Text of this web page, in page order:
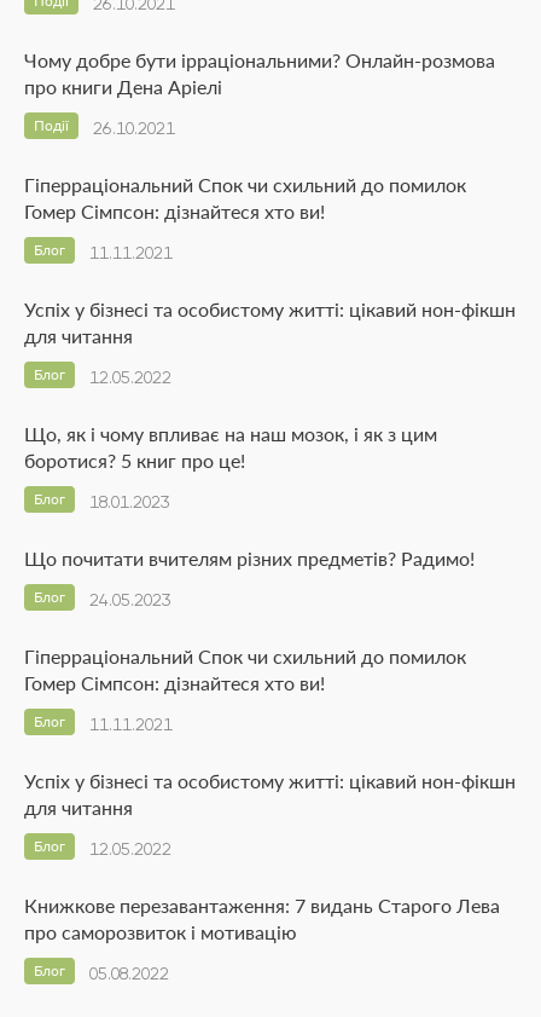
26.10.2021
Чому добре бути ірраціональними? Онлайн-розмова
про книги Дена Аріелі
26.10.2021
Події
Гіперраціональний Спок чи схильний до помилок
Гомер Сімпсон: дізнайтеся хто ви!
11.11.2021
Блог
Успіх у бізнесі та особистому житті: цікавий нон-фікшн
для читання
12.05.2022
Блог
Що, як і чому впливає на наш мозок, і як з цим
боротися? 5 книг про це!
18.01.2023
Блог
Що почитати вчителям різних предметів? Радимо!
24.05.2023
Блог
Гіперраціональний Спок чи схильний до помилок
Гомер Сімпсон: дізнайтеся хто ви!
11.11.2021
Блог
Успіх у бізнесі та особистому житті: цікавий нон-фікшн
для читання
12.05.2022
Блог
Книжкове перезавантаження: 7 видань Старого Лева
про саморозвиток і мотивацію
05.08.2022
Блог